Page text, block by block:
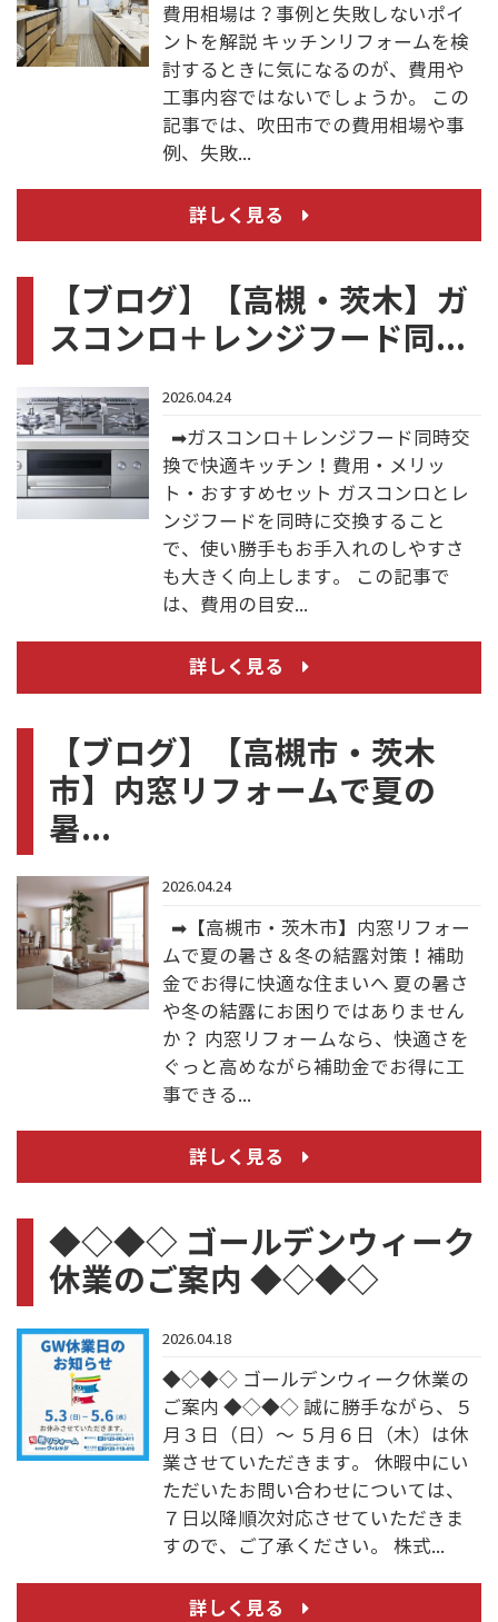
費用相場は？事例と失敗しないポイ
ントを解説 キッチンリフォームを検
討するときに気になるのが、費用や
工事内容ではないでしょうか。 この
記事では、吹田市での費用相場や事
例、失敗...
詳しく見る
【ブログ】【高槻・茨木】ガ
スコンロ＋レンジフード同...
2026.04.24
➡ガスコンロ＋レンジフード同時交
換で快適キッチン！費用・メリッ
ト・おすすめセット ガスコンロとレ
ンジフードを同時に交換すること
で、使い勝手もお手入れのしやすさ
も大きく向上します。 この記事で
は、費用の目安...
詳しく見る
【ブログ】【高槻市・茨木
市】内窓リフォームで夏の
暑...
2026.04.24
➡【高槻市・茨木市】内窓リフォー
ムで夏の暑さ＆冬の結露対策！補助
金でお得に快適な住まいへ 夏の暑さ
や冬の結露にお困りではありません
か？ 内窓リフォームなら、快適さを
ぐっと高めながら補助金でお得に工
事できる...
詳しく見る
◆◇◆◇ ゴールデンウィーク
休業のご案内 ◆◇◆◇
2026.04.18
◆◇◆◇ ゴールデンウィーク休業の
ご案内 ◆◇◆◇ 誠に勝手ながら、５
月３日（日）～ ５月６日（木）は休
業させていただきます。 休暇中にい
ただいたお問い合わせについては、
７日以降順次対応させていただきま
すので、ご了承ください。 株式...
詳しく見る